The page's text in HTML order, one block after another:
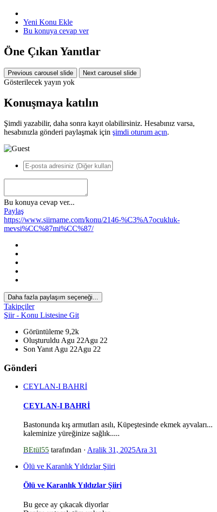
Yeni Konu Ekle
Bu konuya cevap ver
Öne Çıkan Yanıtlar
Previous carousel slide Next carousel slide
Gösterilecek yayın yok
Konuşmaya katılın
Şimdi yazabilir, daha sonra kayıt olabilirsiniz. Hesabınız varsa,
hesabınızla gönderi paylaşmak için şimdi oturum açın.
Bu konuya cevap ver...
Paylaş
https://www.siirname.com/konu/2146-%C3%A7ocukluk-
mevsi%CC%87mi%CC%87/
Daha fazla paylaşım seçeneği...
Takipçiler
Şiir - Konu Listesine Git
Görüntüleme 9,2k
Oluşturuldu Agu 22Agu 22
Son Yanıt Agu 22Agu 22
Gönderi
CEYLAN-I BAHRİ
CEYLAN-I BAHRİ
Bastonunda kış armutları asılı, Küpeştesinde ekmek ayvaları...
kaleminize yüreğinize sağlık.....
BEtül55 tarafından · Aralik 31, 2025Ara 31
Ölü ve Karanlık Yıldızlar Şiiri
Ölü ve Karanlık Yıldızlar Şiiri
Bu gece ay çıkacak diyorlar